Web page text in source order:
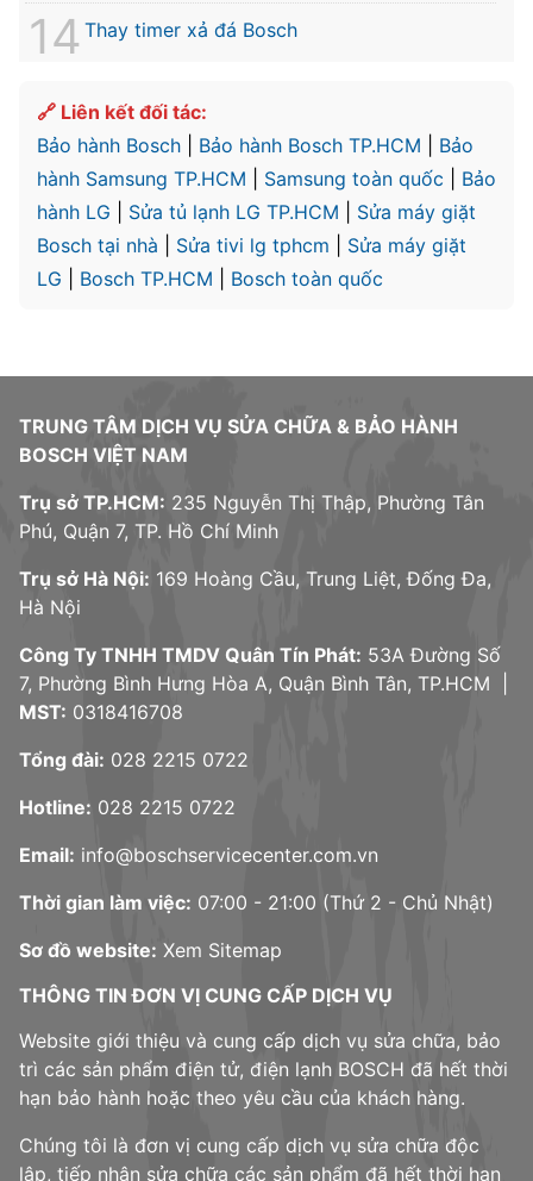
Thay timer xả đá Bosch
🔗 Liên kết đối tác:
Bảo hành Bosch
Bảo hành Bosch TP.HCM
Bảo
hành Samsung TP.HCM
Samsung toàn quốc
Bảo
hành LG
Sửa tủ lạnh LG TP.HCM
Sửa máy giặt
Bosch tại nhà
Sửa tivi lg tphcm
Sửa máy giặt
LG
Bosch TP.HCM Bosch toàn quốc
TRUNG TÂM DỊCH VỤ SỬA CHỮA & BẢO HÀNH
BOSCH VIỆT NAM
Trụ sở TP.HCM: 235 Nguyễn Thị Thập, Phường Tân
Phú, Quận 7, TP. Hồ Chí Minh
Trụ sở Hà Nội: 169 Hoàng Cầu, Trung Liệt, Đống Đa,
Hà Nội
Công Ty TNHH TMDV Quân Tín Phát: 53A Đường Số
7, Phường Bình Hưng Hòa A, Quận Bình Tân, TP.HCM |
MST: 0318416708
Tổng đài: 028 2215 0722
Hotline: 028 2215 0722
Email: info@boschservicecenter.com.vn
Thời gian làm việc: 07:00 - 21:00 (Thứ 2 - Chủ Nhật)
Sơ đồ website: Xem Sitemap
THÔNG TIN ĐƠN VỊ CUNG CẤP DỊCH VỤ
Website giới thiệu và cung cấp dịch vụ sửa chữa, bảo
trì các sản phẩm điện tử, điện lạnh BOSCH đã hết thời
hạn bảo hành hoặc theo yêu cầu của khách hàng.
Chúng tôi là đơn vị cung cấp dịch vụ sửa chữa độc
lập, tiếp nhận sửa chữa các sản phẩm đã hết thời hạn